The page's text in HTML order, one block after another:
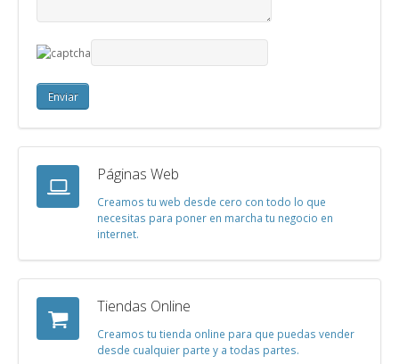
Páginas Web
Creamos tu web desde cero con todo lo que
necesitas para poner en marcha tu negocio en
internet.
Tiendas Online
Creamos tu tienda online para que puedas vender
desde cualquier parte y a todas partes.